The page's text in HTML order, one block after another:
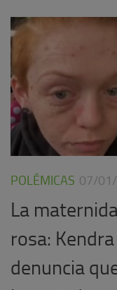
POLÉMICAS 07/
La
rosa:
denuncia